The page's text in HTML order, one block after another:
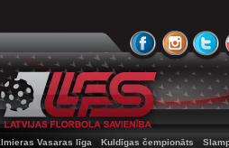
Vasaras līga
Kuldīgas čempionāts